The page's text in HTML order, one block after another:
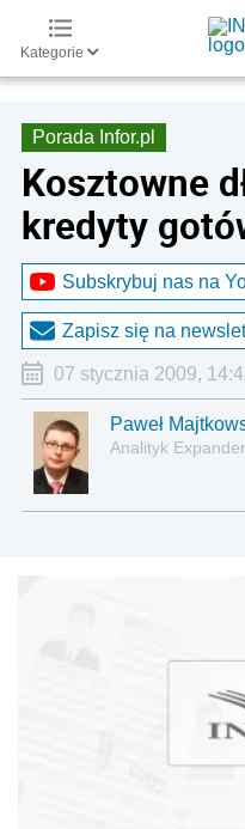
Kategorie
Porada Infor.pl
Kosztowne
kredyty
Subskrybuj nas na
Zapisz się na
07 stycznia 2009,
Paweł
Analityk